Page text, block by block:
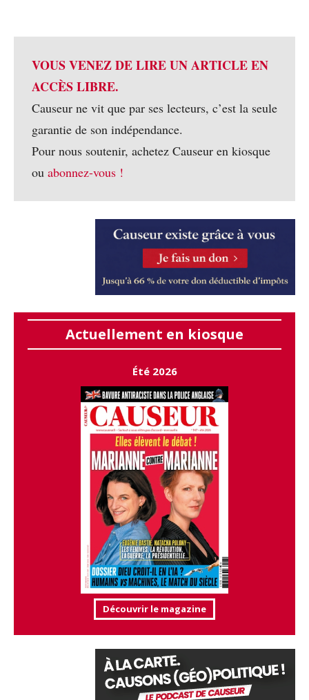
VOUS VENEZ DE LIRE UN ARTICLE EN
ACCÈS LIBRE.
Causeur ne vit que par ses lecteurs, c’est la seule
garantie de son indépendance.
Pour nous soutenir, achetez Causeur en kiosque
ou abonnez-vous !
Actuellement en kiosque
Été 2026
Découvrir le magazine